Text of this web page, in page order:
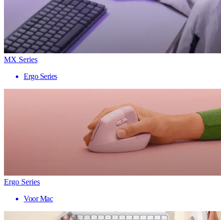
MX Series
Ergo Series
Ergo Series
Voor Mac